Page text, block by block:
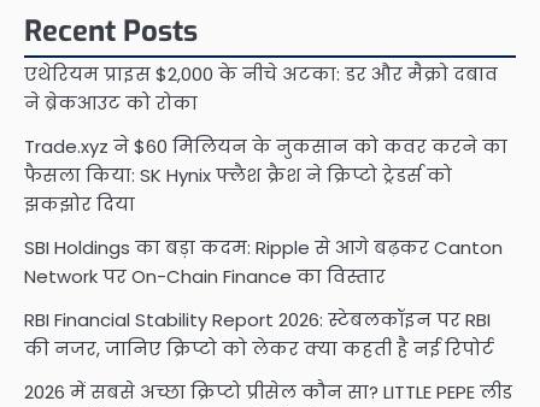
Recent Posts
एथेरियम प्राइस $2,000 के नीचे अटका: डर और मैक्रो दबाव
ने ब्रेकआउट को रोका
Trade.xyz ने $60 मिलियन के नुकसान को कवर करने का
फैसला किया: SK Hynix फ्लैश क्रैश ने क्रिप्टो ट्रेडर्स को
झकझोर दिया
SBI Holdings का बड़ा कदम: Ripple से आगे बढ़कर Canton
Network पर On-Chain Finance का विस्तार
RBI Financial Stability Report 2026: स्टेबलकॉइन पर RBI
की नजर, जानिए क्रिप्टो को लेकर क्या कहती है नई रिपोर्ट
2026 में सबसे अच्छा क्रिप्टो प्रीसेल कौन सा? LITTLE PEPE लीड